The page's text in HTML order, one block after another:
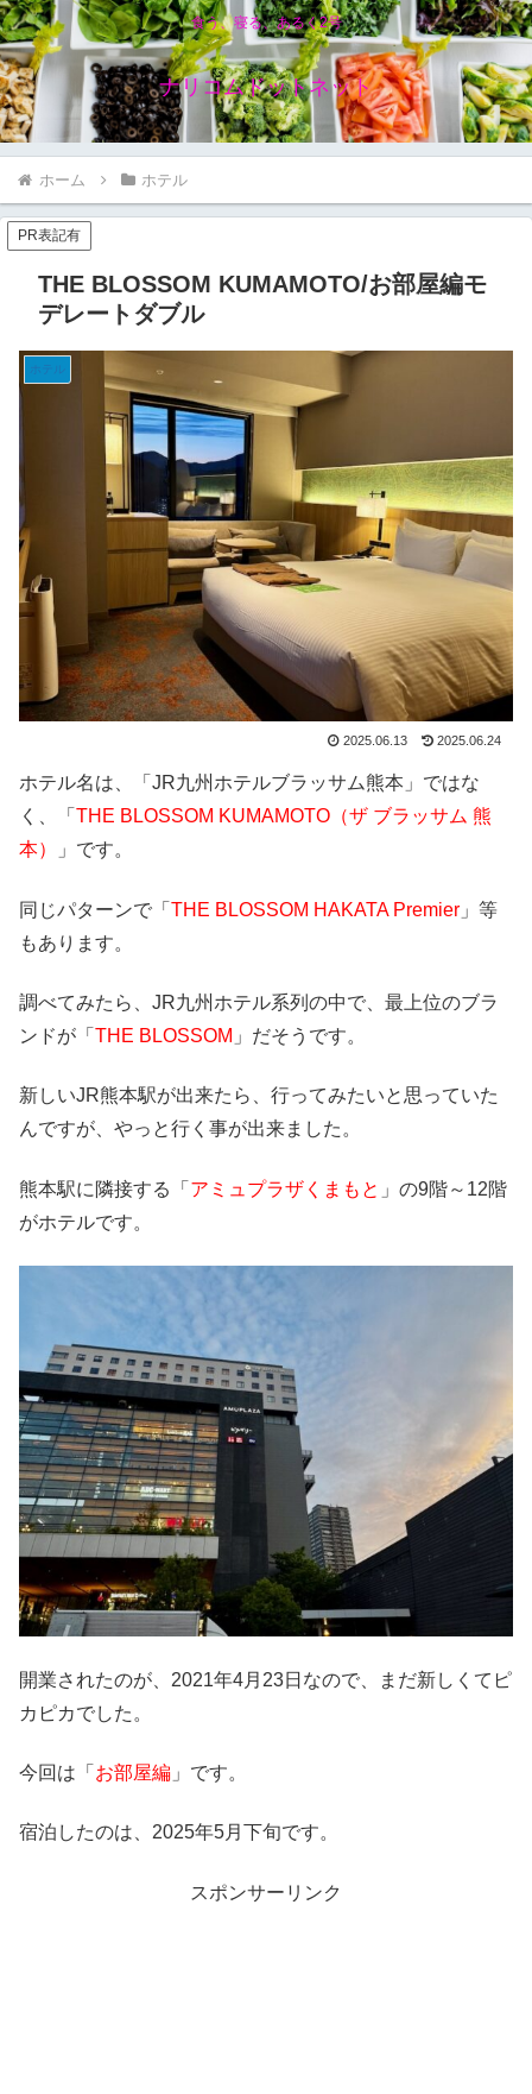
食う、寝る、あるく2号
ナリコムドットネット
ホーム ホテル
PR表記有
THE BLOSSOM KUMAMOTO/お部屋編モ
デレートダブル
ホテル
2025.06.13 2025.06.24
ホテル名は、「JR九州ホテルブラッサム熊本」ではな
く、「 THE BLOSSOM KUMAMOTO（ザ ブラッサム 熊
本）
」です。
同じパターンで「 THE BLOSSOM HAKATA Premier 」等
もあります。
調べてみたら、JR九州ホテル系列の中で、最上位のブラ
ンドが「 THE BLOSSOM 」だそうです。
新しいJR熊本駅が出来たら、行ってみたいと思っていた
んですが、やっと行く事が出来ました。
熊本駅に隣接する「 アミュプラザくまもと 」の9階～12階
がホテルです。
開業されたのが、2021年4月23日なので、まだ新しくてピ
カピカでした。
今回は「 お部屋編 」です。
宿泊したのは、2025年5月下旬です。
スポンサーリンク